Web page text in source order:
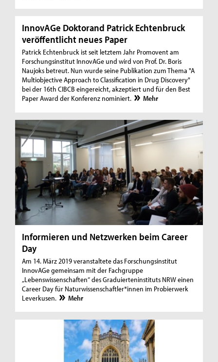
InnovAGe Doktorand Patrick Echtenbruck
veröffentlicht neues Paper
Patrick Echtenbruck ist seit letztem Jahr Promovent am
Forschungsinstitut InnovAGe und wird von Prof. Dr. Boris
Naujoks betreut. Nun wurde seine Publikation zum Thema "A
Multiobjective Approach to Classification in Drug Discovery"
bei der 16th CIBCB eingereicht, akzeptiert und für den Best
Paper Award der Konferenz nominiert.
Mehr
Informieren und Netzwerken beim Career
Day
Am 14. März 2019 veranstaltete das Forschungsinstitut
InnovAGe gemeinsam mit der Fachgruppe
„Lebenswissenschaften“ des Graduierteninstituts NRW einen
Career Day für Naturwissenschaftler*innen im Probierwerk
Leverkusen.
Mehr